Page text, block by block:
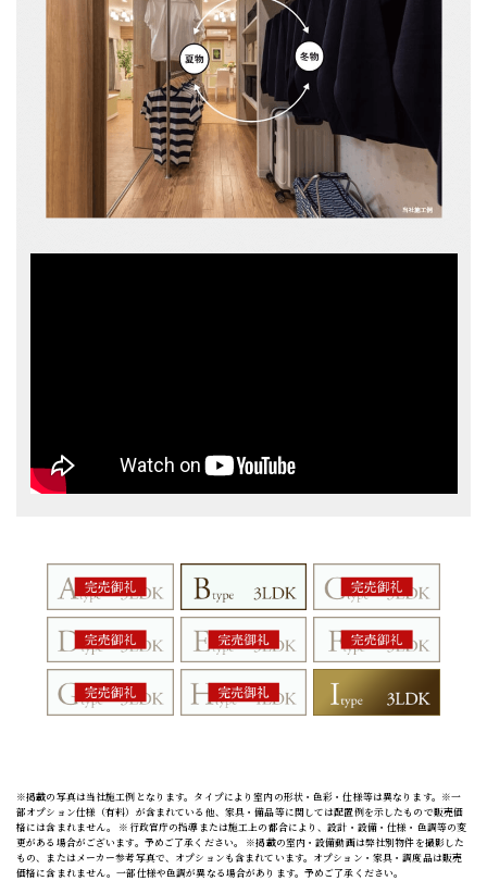
※掲載の写真は当社施工例となります。タイプにより室内の形状・色彩・仕様等は異なります。※一
部オプション仕様（有料）が含まれている他、家具・備品等に関しては配置例を示したもので販売価
格には含まれません。 ※行政官庁の指導または施工上の都合により、設計・設備・仕様・色調等の変
更がある場合がございます。予めご了承ください。 ※掲載の室内・設備動画は弊社別物件を撮影した
もの、またはメーカー参考写真で、オプションも含まれています。オプション・家具・調度品は販売
価格に含まれません。一部仕様や色調が異なる場合があります。予めご了承ください。